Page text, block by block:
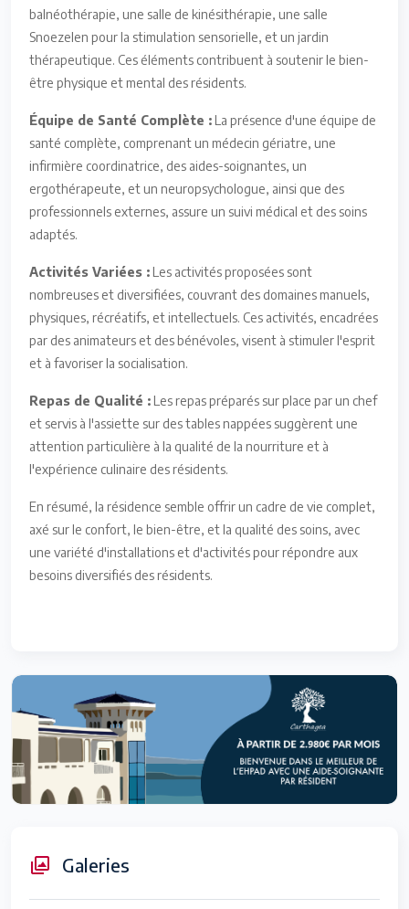
balnéothérapie, une salle de kinésithérapie, une salle
Snoezelen pour la stimulation sensorielle, et un jardin
thérapeutique. Ces éléments contribuent à soutenir le bien-
être physique et mental des résidents.
Équipe de Santé Complète :La présence d'une équipe de
santé complète, comprenant un médecin gériatre, une
infirmière coordinatrice, des aides-soignantes, un
ergothérapeute, et un neuropsychologue, ainsi que des
professionnels externes, assure un suivi médical et des soins
adaptés.
Activités Variées :Les activités proposées sont
nombreuses et diversifiées, couvrant des domaines manuels,
physiques, récréatifs, et intellectuels. Ces activités, encadrées
par des animateurs et des bénévoles, visent à stimuler l'esprit
et à favoriser la socialisation.
Repas de Qualité :Les repas préparés sur place par un chef
et servis à l'assiette sur des tables nappées suggèrent une
attention particulière à la qualité de la nourriture et à
l'expérience culinaire des résidents.
En résumé, la résidence semble offrir un cadre de vie complet,
axé sur le confort, le bien-être, et la qualité des soins, avec
une variété d'installations et d'activités pour répondre aux
besoins diversifiés des résidents.
Galeries